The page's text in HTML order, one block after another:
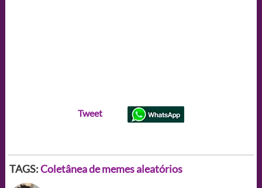
Tweet
TAGS:Coletânea de memes aleatórios